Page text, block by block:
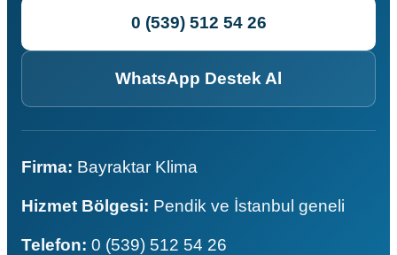
0 (539) 512 54 26
WhatsApp Destek Al
Firma: Bayraktar Klima
Hizmet Bölgesi: Pendik ve İstanbul geneli
Telefon: 0 (539) 512 54 26